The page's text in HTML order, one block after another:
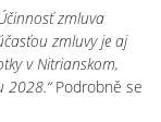
zmluva
zmluvy je aj
v Nitrianskom,
2028.“Podrobně se